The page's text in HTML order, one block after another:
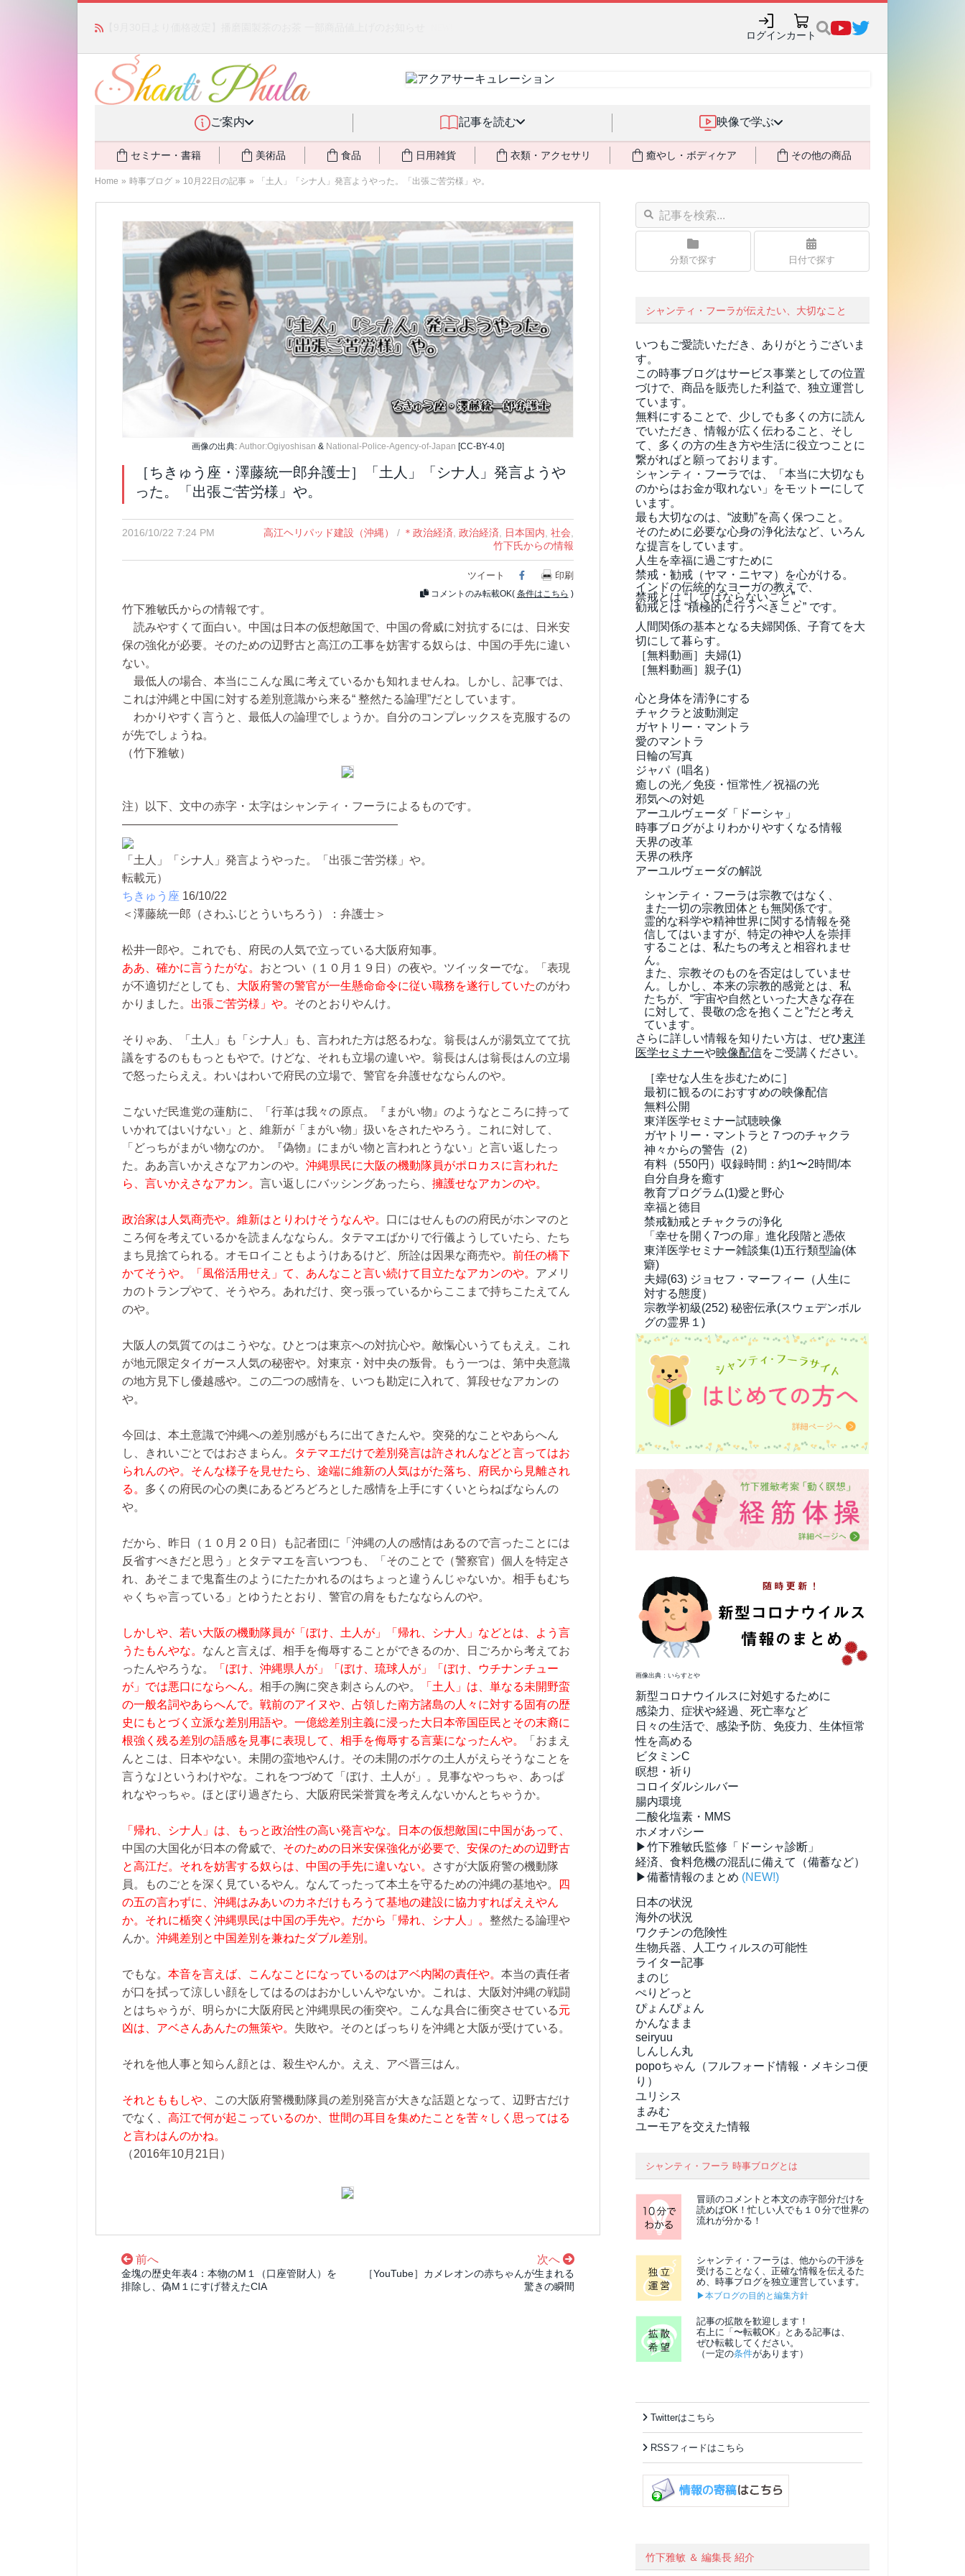
ログインカート
ご案内 記事を読む 映像で学ぶ
セミナー・書籍 美術品 食品 日用雑貨 衣類・アクセサリ 癒やし・ボディケア その他の商品
Home » 時事ブログ » 10月22日の記事 » 「土人」「シナ人」発言ようやった。「出張ご苦労様」や。
画像の出典: Author:Ogiyoshisan & National-Police-Agency-of-Japan [CC-BY-4.0]
［ちきゅう座・澤藤統一郎弁護士］「土人」「シナ人」発言ようや
った。「出張ご苦労様」や。
2016/10/22 7:24 PM 高江ヘリパッド建設（沖縄） / ＊政治経済 政治経済 日本国内 社会
竹下氏からの情報
ツイート Facebook
印刷
コメントのみ転載OK( 条件はこちら )
竹下雅敏氏からの情報です。
読みやすくて面白い。中国は日本の仮想敵国で、中国の脅威に対抗するには、日米安
保の強化が必要。そのための辺野古と高江の工事を妨害する奴らは、中国の手先に違い
ない。
最低人の場合、本当にこんな風に考えているかも知れませんね。しかし、記事では、
これは沖縄と中国に対する差別意識から来る“ 整然たる論理”だとしています。
わかりやすく言うと、最低人の論理でしょうか。自分のコンプレックスを克服するの
が先でしょうね。
（竹下雅敏）
注）以下、文中の赤字・太字はシャンティ・フーラによるものです。
――――――――――――――――――――――――
「土人」「シナ人」発言ようやった。「出張ご苦労様」や。
転載元）
ちきゅう座 16/10/22
＜澤藤統一郎（さわふじとういちろう）：弁護士＞
松井一郎や。これでも、府民の人気で立っている大阪府知事。
ああ、確かに言うたがな。 おとつい（１０月１９日）の夜や。ツイッターでな。「表現
が不適切だとしても、 大阪府警の警官が一生懸命命令に従い職務を遂行していたのがわ
かりました。 出張ご苦労様」や。 そのとおりやんけ。
そりゃあ、「土人」も「シナ人」も、言われた方は怒るわな。翁長はんが湯気立てて抗
議をするのももっともやで。けどな、それも立場の違いや。翁長はんは翁長はんの立場
で怒ったらええ。わいはわいで府民の立場で、警官を弁護せなならんのや。
こないだ民進党の蓮舫に、「行革は我々の原点。『まがい物』のようなところに持って
いかれてはいけない」と、維新が「まがい物」扱いをされたやろう。これに対して、
「どっちがまがい物なのか。『偽物』にまがい物と言われとうない」と言い返したっ
た。ああ言いかえさなアカンのや。 沖縄県民に大阪の機動隊員がポロカスに言われた
ら、言いかえさなアカン。 言い返しにバッシングあったら、 擁護せなアカンのや。
政治家は人気商売や。維新はとりわけそうなんや。 口にはせんものの府民がホンマのと
ころ何を考えているかを読まんなならん。タテマエばかりで行儀ようしていたら、たち
まち見捨てられる。オモロイこともようけあるけど、所詮は因果な商売や。 前任の橋下
かてそうや。「風俗活用せえ」て、あんなこと言い続けて目立たなアカンのや。 アメリ
カのトランプやて、そうやろ。あれだけ、突っ張っているからここまで持ちこたえてん
のや。
大阪人の気質てのはこうやな。ひとつは東京への対抗心や。敵愾心いうてもええ。これ
が地元限定タイガース人気の秘密や。対東京・対中央の叛骨。もう一つは、第中央意識
の地方見下し優越感や。この二つの感情を、いつも勘定に入れて、算段せなアカンの
や。
今回は、本土意識で沖縄への差別感がもろに出てきたんや。突発的なことやあらへん
し、きれいごとではおさまらん。
タテマエだけで差別発言は許されんなどと言ってはお
られんのや。そんな様子を見せたら、途端に維新の人気はがた落ち、府民から見離され
る。 多くの府民の心の奥にあるどろどろとした感情を上手にすくいとらねばならんの
や。
だから、昨日（１０月２０日）も記者団に「沖縄の人の感情はあるので言ったことには
反省すべきだと思う」とタテマエを言いつつも、「そのことで（警察官）個人を特定さ
れ、あそこまで鬼畜生のようにたたかれるのはちょっと違うんじゃないか。相手もむち
ゃくちゃ言っている」とゆうたとおり、警官の肩をもたなならんのや。
しかしや、若い大阪の機動隊員が「ぼけ、土人が」「帰れ、シナ人」などとは、よう言
うたもんやな。 なんと言えば、相手を侮辱することができるのか、日ごろから考えてお
ったんやろうな。
「ぼけ、沖縄県人が」「ぼけ、琉球人が」「ぼけ、ウチナンチュー
が」では悪口にならへん。 相手の胸に突き刺さらんのや。
「土人」は、単なる未開野蛮
の一般名詞やあらへんで。戦前のアイヌや、占領した南方諸島の人々に対する固有の歴
史にもとづく立派な差別用語や。一億総差別主義に浸った大日本帝国臣民とその末裔に
根強く残る差別の語感を見事に表現して、相手を侮辱する言葉になったんや。
「おまえ
んとこは、日本やない。未開の蛮地やんけ。その未開のボケの土人がえらそうなことを
言うな｣というわけやな。これをつづめて「ぼけ、土人が」。見事なやっちゃ、あっぱ
れなやっちゃ。ほとぼり過ぎたら、大阪府民栄誉賞を考えんないかんとちゃうか。
「帰れ、シナ人」は、もっと政治性の高い発言やな。日本の仮想敵国に中国があって、
中国の大国化が日本の脅威で、 そのための日米安保強化が必要で、安保のための辺野古
と高江だ。それを妨害する奴らは、中国の手先に違いない。
さすが大阪府警の機動隊
員。ものごとを深く見ているやん。なんてったって本土を守るための沖縄の基地や。
四
の五の言わずに、沖縄はみあいのカネだけもろうて基地の建設に協力すればええやん
か。それに楯突く沖縄県民は中国の手先や。だから「帰れ、シナ人」。 整然たる論理や
んか。 沖縄差別と中国差別を兼ねたダブル差別。
でもな。 本音を言えば、こんなことになっているのはアベ内閣の責任や。 本当の責任者
が口を拭って涼しい顔をしてはるのはおかしいんやないか。これは、大阪対沖縄の戦闘
とはちゃうが、明らかに大阪府民と沖縄県民の衝突や。こんな具合に衝突させている元
凶は、アベさんあんたの無策や。 失敗や。そのとばっちりを沖縄と大阪が受けている。
それを他人事と知らん顔とは、殺生やんか。ええ、アベ晋三はん。
それとももしや、
この大阪府警機動隊員の差別発言が大きな話題となって、辺野古だけ
でなく、 高江で何が起こっているのか、世間の耳目を集めたことを苦々しく思ってはる
と言わはんのかね。
（2016年10月21日）
前へ
金塊の歴史年表4：本物のM１（口座管財人）を
排除し、偽M１にすげ替えたCIA
次へ
［YouTube］カメレオンの赤ちゃんが生まれる
驚きの瞬間
分類で探す 日付で探す
シャンティ・フーラが伝えたい、大切なこと
いつもご愛読いただき、ありがとうございま
す。
この時事ブログはサービス事業としての位置
づけで、商品を販売した利益で、独立運営し
ています。
無料にすることで、少しでも多くの方に読ん
でいただき、情報が広く伝わること、そし
て、 多くの方の生き方や生活に役立つことに
繋がればと願っております。
シャンティ・フーラでは、「本当に大切なも
のからはお金が取れない」をモットーにして
います。
最も大切なのは、“波動”を高く保つこと。
そのために必要な心身の浄化法など、いろん
な提言をしています。
人生を幸福に過ごすために
禁戒・勧戒（ヤマ・ニヤマ）を心がける。
インドの伝統的なヨーガの教えで、
禁戒とは “してはならないこと” 、
勧戒とは “積極的に行うべきこと” です。
人間関係の基本となる夫婦関係、子育てを大
切にして暮らす。
［無料動画］夫婦(1)
［無料動画］親子(1)
心と身体を清浄にする
チャクラと波動測定
ガヤトリー・マントラ
愛のマントラ
日輪の写真
ジャパ（唱名）
癒しの光／免疫・恒常性／祝福の光
邪気への対処
アーユルヴェーダ「ドーシャ」
時事ブログがよりわかりやすくなる情報
天界の改革
天界の秩序
アーユルヴェーダの解説
シャンティ・フーラは宗教ではなく、
また一切の宗教団体とも無関係です。
霊的な科学や精神世界に関する情報を発
信してはいますが、特定の神や人を崇拝
することは、私たちの考えと相容れませ
ん。
また、宗教そのものを否定はしていませ
ん。しかし、本来の宗教的感覚とは、私
たちが、“宇宙や自然といった大きな存在
に対して、畏敬の念を抱くこと”だと考え
ています。
さらに詳しい情報を知りたい方は、ぜひ東洋
医学セミナーや映像配信をご受講ください。
［幸せな人生を歩むために］
最初に観るのにおすすめの映像配信
無料公開
東洋医学セミナー試聴映像
ガヤトリー・マントラと７つのチャクラ
神々からの警告（2）
有料（550円） 収録時間：約1〜2時間/本
自分自身を癒す
教育プログラム(1)愛と野心
幸福と徳目
禁戒勧戒とチャクラの浄化
「幸せを開く7つの扉」進化段階と憑依
東洋医学セミナー雑談集(1)五行類型論(体
癖)
夫婦(63) ジョセフ・マーフィー（人生に
対する態度）
宗教学初級(252) 秘密伝承(スウェデンボル
グの霊界１)
画像出典：いらすとや
新型コロナウイルスに対処するために
感染力、症状や経過、死亡率など
日々の生活で、感染予防、免疫力、生体恒常
性を高める
ビタミンC
瞑想・祈り
コロイダルシルバー
腸内環境
二酸化塩素・MMS
ホメオパシー
▶竹下雅敏氏監修「ドーシャ診断」
経済、食料危機の混乱に備えて（備蓄など）
▶備蓄情報のまとめ (NEW!)
日本の状況
海外の状況
ワクチンの危険性
生物兵器、人工ウィルスの可能性
ライター記事
まのじ
ぺりどっと
ぴょんぴょん
かんなまま
seiryuu
しんしん丸
popoちゃん（フルフォード情報・メキシコ便
り）
ユリシス
まみむ
ユーモアを交えた情報
シャンティ・フーラ 時事ブログとは
冒頭のコメントと本文の赤字部分だけを
読めばOK！忙しい人でも１０分で世界の
流れが分かる！
シャンティ・フーラは、他からの干渉を
受けることなく、正確な情報を伝えるた
め、時事ブログを独立運営しています。
▶本ブログの目的と編集方針
記事の拡散を歓迎します！
右上に「〜転載OK」とある記事は、
ぜひ転載してください。
（一定の条件があります）
Twitterはこちら
RSSフィードはこちら
竹下雅敏 ＆ 編集長 紹介